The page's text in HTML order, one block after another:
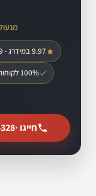
9.97 במידרג · 1,099 חוות דעת
100% לקוחות מרוצים
חייגו ·